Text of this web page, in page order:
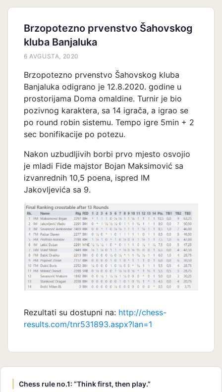
Brzopotezno prvenstvo Šahovskog
kluba Banjaluka
6 AVGUSTA, 2020
Brzopotezno prvenstvo Šahovskog kluba
Banjaluka odigrano je 12.8.2020. godine u
prostorijama Doma omaldine. Turnir je bio
pozivnog karaktera, sa 14 igrača, a igrao se
po round robin sistemu. Tempo igre 5min + 2
sec bonifikacije po potezu.
Nakon uzbudljivih borbi prvo mjesto osvojio
je mladi Fide majstor Bojan Maksimović sa
izvanrednih 10,5 poena, ispred IM
Jakovljevića sa 9.
Rezultati su dostupni na: http://chess-
results.com/tnr531893.aspx?lan=1
Chess rule no.1: “Think first, then play.”